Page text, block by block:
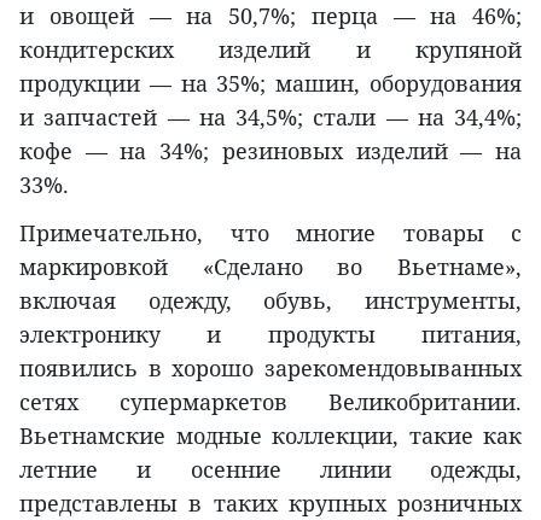
и овощей — на 50,7%; перца — на 46%;
кондитерских изделий и крупяной
продукции — на 35%; машин, оборудования
и запчастей — на 34,5%; стали — на 34,4%;
кофе — на 34%; резиновых изделий — на
33%.
Примечательно, что многие товары с
маркировкой «Сделано во Вьетнаме»,
включая одежду, обувь, инструменты,
электронику и продукты питания,
появились в хорошо зарекомендовыванных
сетях супермаркетов Великобритании.
Вьетнамские модные коллекции, такие как
летние и осенние линии одежды,
представлены в таких крупных розничных